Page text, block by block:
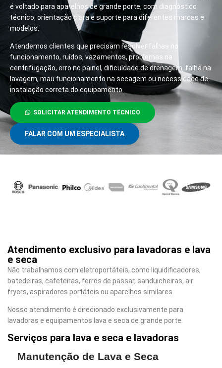
é voltado para aparelhos de grande porte, com diagnóstico
técnico, orientação clara e suporte para diferentes marcas e
modelos.
Atendemos clientes que precisam resolver falhas no
funcionamento, ruídos, vazamentos, problemas na
centrifugação, erro no painel, dificuldade de drenagem, falha na
lavagem, mau funcionamento na secagem ou necessidade de
instalação correta do equipamento.
SOLICITAR ATENDIMENTO TÉCNICO
FALAR COM UM ESPECIALISTA
Atendimento exclusivo para lavadoras e lava
e seca
Não trabalhamos com eletroportáteis, como liquidificadores,
batedeiras, cafeteiras, ferros de passar, sanduicheiras, air
fryers, aspiradores portáteis ou aparelhos similares.
Nosso atendimento é direcionado exclusivamente para
lavadoras e equipamentos lava e seca de grande porte.
Serviços para lava e seca e lavadoras
Manutenção de Lava e Seca